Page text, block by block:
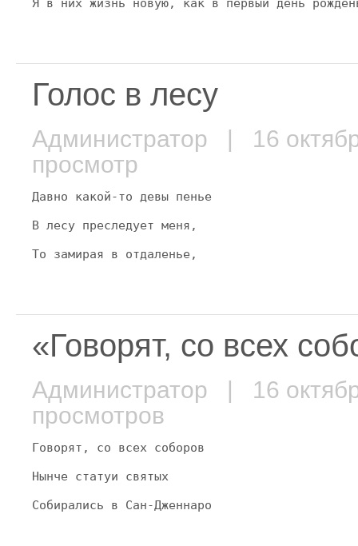
Я в них жизнь новую, как в первый день
Голос в лесу
Администратор | 16
просмотр
Давно какой-то девы пенье
В лесу преследует меня,
То замирая в отдаленье,
«Говорят, со всех
Администратор | 16
просмотров
Говорят, со всех соборов
Нынче статуи святых
Собирались в Сан-Дженнаро